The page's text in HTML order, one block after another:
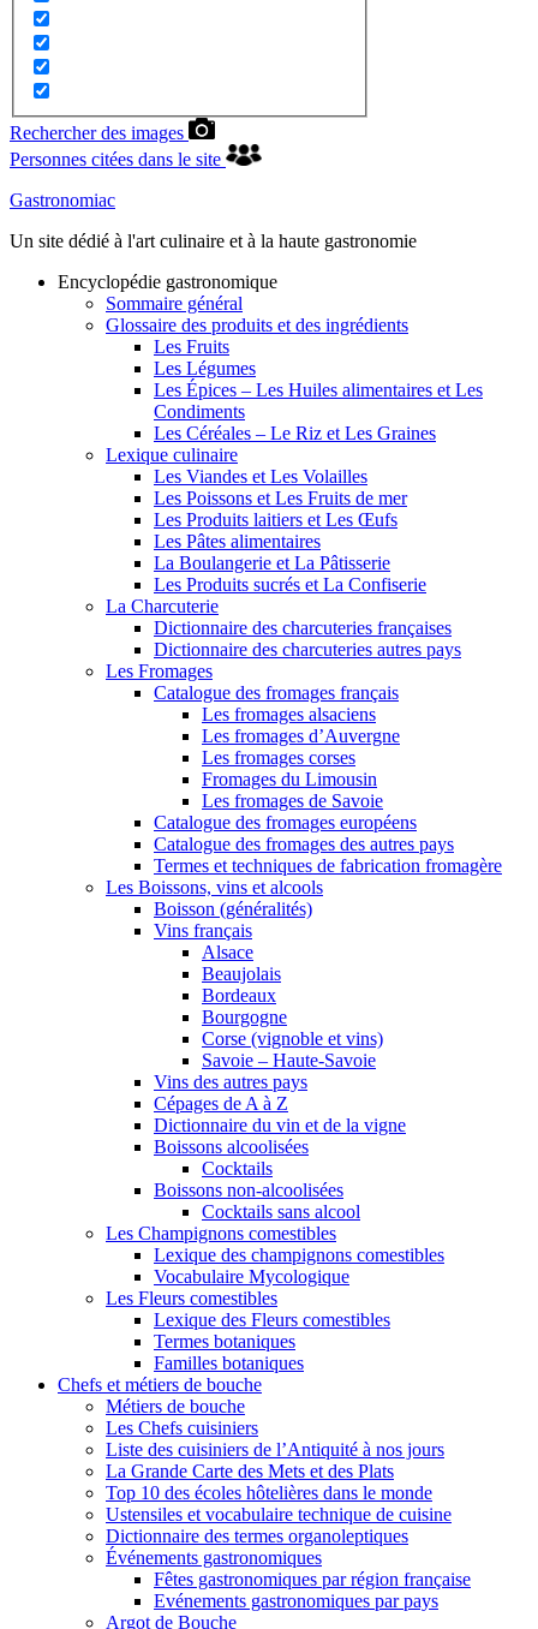
Rechercher des images
Personnes citées dans le site
Gastronomiac
Un site dédié à l'art culinaire et à la haute gastronomie
Encyclopédie gastronomique
Sommaire général
Glossaire des produits et des ingrédients
Les Fruits
Les Légumes
Les Épices – Les Huiles alimentaires et Les
Condiments
Les Céréales – Le Riz et Les Graines
Lexique culinaire
Les Viandes et Les Volailles
Les Poissons et Les Fruits de mer
Les Produits laitiers et Les Œufs
Les Pâtes alimentaires
La Boulangerie et La Pâtisserie
Les Produits sucrés et La Confiserie
La Charcuterie
Dictionnaire des charcuteries françaises
Dictionnaire des charcuteries autres pays
Les Fromages
Catalogue des fromages français
Les fromages alsaciens
Les fromages d’Auvergne
Les fromages corses
Fromages du Limousin
Les fromages de Savoie
Catalogue des fromages européens
Catalogue des fromages des autres pays
Termes et techniques de fabrication fromagère
Les Boissons, vins et alcools
Boisson (généralités)
Vins français
Alsace
Beaujolais
Bordeaux
Bourgogne
Corse (vignoble et vins)
Savoie – Haute-Savoie
Vins des autres pays
Cépages de A à Z
Dictionnaire du vin et de la vigne
Boissons alcoolisées
Cocktails
Boissons non-alcoolisées
Cocktails sans alcool
Les Champignons comestibles
Lexique des champignons comestibles
Vocabulaire Mycologique
Les Fleurs comestibles
Lexique des Fleurs comestibles
Termes botaniques
Familles botaniques
Chefs et métiers de bouche
Métiers de bouche
Les Chefs cuisiniers
Liste des cuisiniers de l’Antiquité à nos jours
La Grande Carte des Mets et des Plats
Top 10 des écoles hôtelières dans le monde
Ustensiles et vocabulaire technique de cuisine
Dictionnaire des termes organoleptiques
Événements gastronomiques
Fêtes gastronomiques par région française
Evénements gastronomiques par pays
Argot de Bouche